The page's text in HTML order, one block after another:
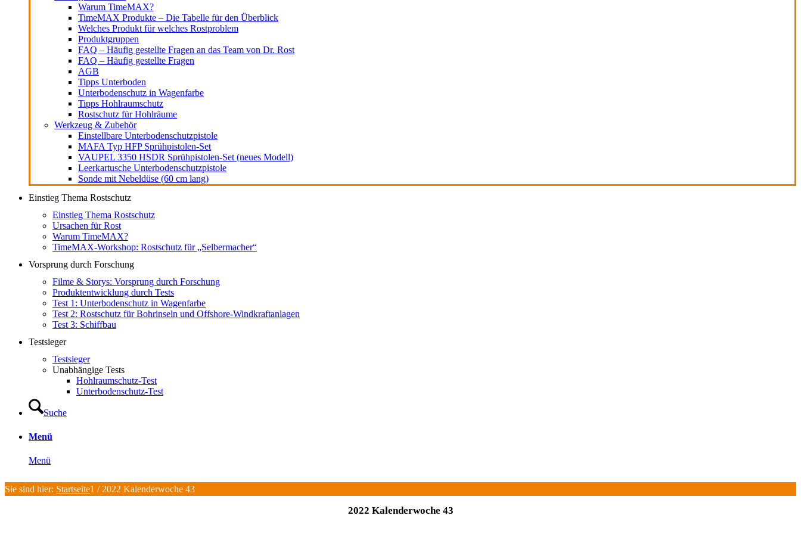
Warum TimeMAX?
TimeMAX Produkte – Die Tabelle für den Überblick
Welches Produkt für welches Rostproblem
Produktgruppen
FAQ – Häufig gestellte Fragen an das Team von Dr. Rost
FAQ – Häufig gestellte Fragen
AGB
Tipps Unterboden
Unterbodenschutz in Wagenfarbe
Tipps Hohlraumschutz
Rostschutz für Hohlräume
Werkzeug & Zubehör
Einstellbare Unterbodenschutzpistole
MAFA Typ HFP Sprühpistolen-Set
VAUPEL 3350 HSDR Sprühpistolen-Set (neues Modell)
Leerkartusche Unterbodenschutzpistole
Sonde mit Nebeldüse (60 cm lang)
Einstieg Thema Rostschutz
Einstieg Thema Rostschutz
Ursachen für Rost
Warum TimeMAX?
TimeMAX-Workshop: Rostschutz für „Selbermacher“
Vorsprung durch Forschung
Filme & Storys: Vorsprung durch Forschung
Produktentwicklung durch Tests
Test 1: Unterbodenschutz in Wagenfarbe
Test 2: Rostschutz für Bohrinseln und Offshore-Windkraftanlagen
Test 3: Schiffbau
Testsieger
Testsieger
Unabhängige Tests
Hohlraumschutz-Test
Unterbodenschutz-Test
Suche
Menü
Menü
Sie sind hier: Startseite1 / 2022 Kalenderwoche 43
2022 Kalenderwoche 43